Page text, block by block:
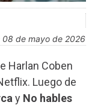
08 de mayo de 2026
Harlan Coben
Luego de
y No hables